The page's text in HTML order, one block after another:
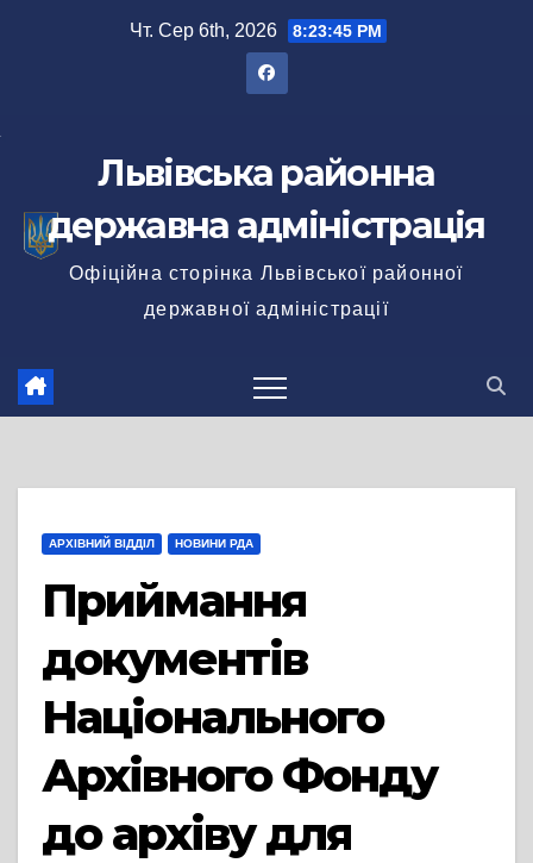
Чт. Сер 6th, 2026 8:23:45 PM
Львівська районна
державна адміністрація
Офіційна сторінка Львівської районної
державної адміністрації
АРХІВНИЙ ВІДДІЛ НОВИНИ РДА
Приймання
документів
Національного
Архівного Фонду
до архіву для